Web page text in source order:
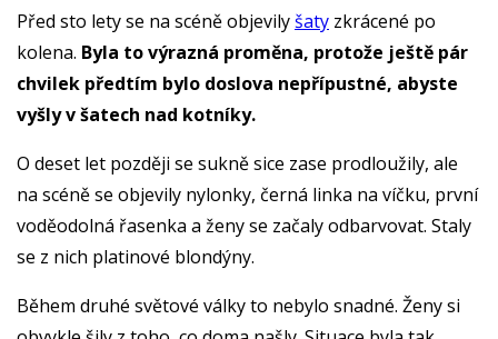
Před sto lety se na scéně objevilyšaty zkrácené po
kolena. Byla to výrazná proměna, protože ještě pár
chvilek předtím bylo doslova nepřípustné, abyste
vyšly v šatech nad kotníky.
O deset let později se sukně sice zase prodloužily, ale
na scéně se objevily nylonky, černá linka na víčku, první
voděodolná řasenka a ženy se začaly odbarvovat. Staly
se z nich platinové blondýny.
Během druhé světové války to nebylo snadné. Ženy si